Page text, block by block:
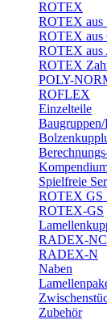
ROTEX
ROTEX aus
ROTEX aus
ROTEX aus
ROTEX
POLY-
ROFLEX
Einzelteile
Spielfreie
ROTEX GS
ROTEX-GS
RADEX-NC
RADEX-N
Naben
Zubehör